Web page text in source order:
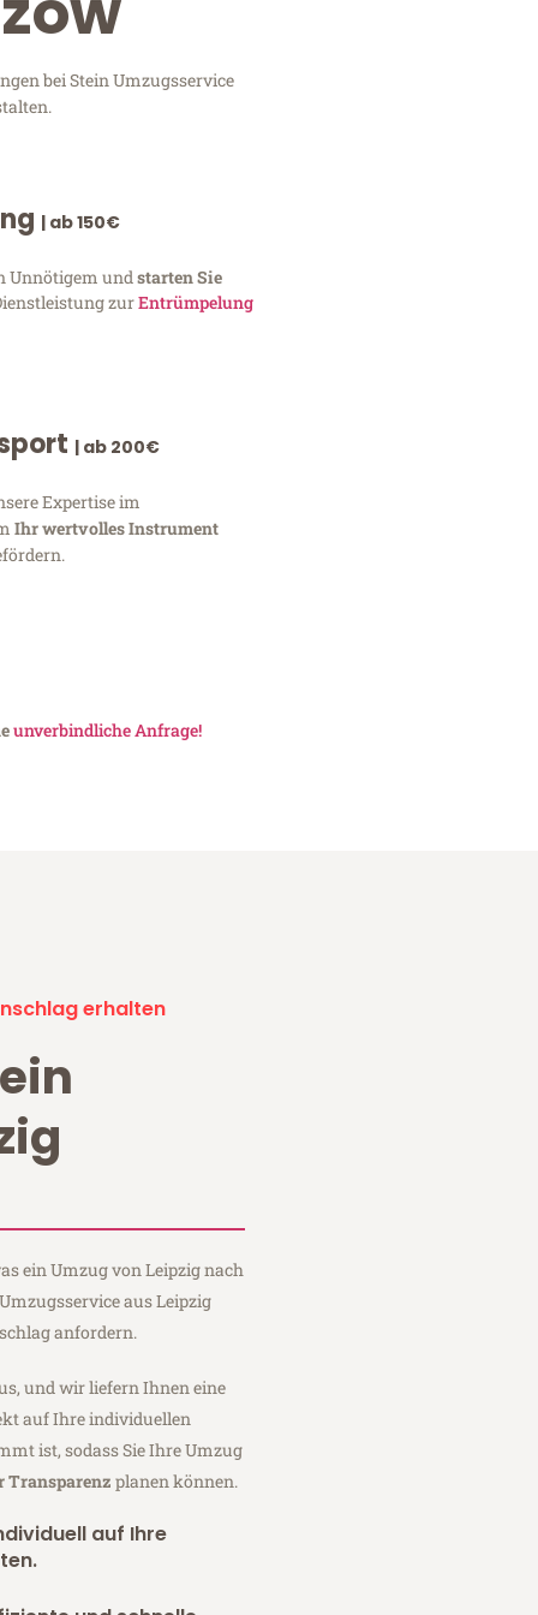
bei Stein Umzugsservice
| ab 150€
Unnötigem und starten Sie
zurEntrümpelung
| ab 200€
Expertise im
Ihr wertvolles Instrument
unverbindliche Anfrage!
erhalten
ein Umzug von Leipzig nach
aus Leipzig
anfordern.
und wir liefern Ihnen eine
auf Ihre individuellen
ist, sodass Sie Ihre Umzug
Transparenz planen können.
auf Ihre